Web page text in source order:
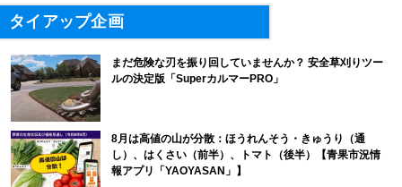
タイアップ企画
まだ危険な刃を振り回していませんか？ 安全草刈りツー
ルの決定版「SuperカルマーPRO」
8月は高値の山が分散：ほうれんそう・きゅうり（通
し）、はくさい（前半）、トマト（後半）【青果市況情
報アプリ「YAOYASAN」】